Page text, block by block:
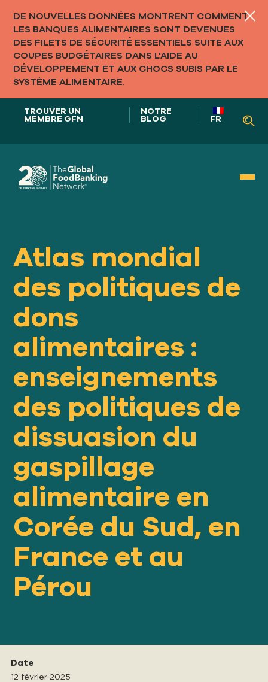
DE NOUVELLES DONNÉES MONTRENT COMMENT
LES BANQUES ALIMENTAIRES SONT DEVENUES
DES FILETS DE SÉCURITÉ ESSENTIELS SUITE AUX
COUPES BUDGÉTAIRES DANS L'AIDE AU
DÉVELOPPEMENT ET AUX CHOCS SUBIS PAR LE
SYSTÈME ALIMENTAIRE.
TROUVER UN
MEMBRE GFN
NOTRE
BLOG FR
Notre
APPROCHE
Notre
IMPACT
À propos
GFN
Soutien
NOTRE MISSION
FAIRE UN DON
Atlas mondial
des politiques de
dons
alimentaires :
enseignements
des politiques de
dissuasion du
gaspillage
alimentaire en
Corée du Sud, en
France et au
Pérou
Date
12 février 2025